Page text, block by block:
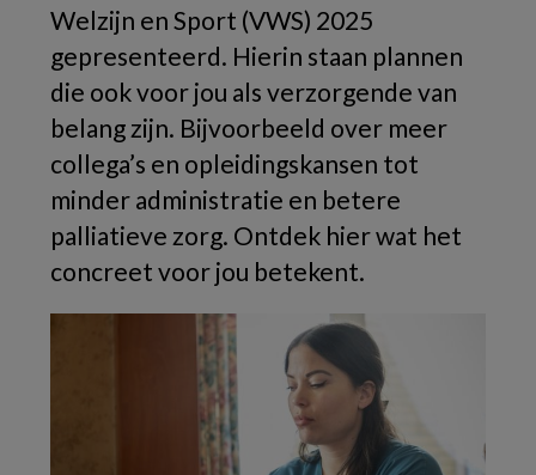
Welzijn en Sport (VWS) 2025
gepresenteerd. Hierin staan plannen
die ook voor jou als verzorgende van
belang zijn. Bijvoorbeeld over meer
collega’s en opleidingskansen tot
minder administratie en betere
palliatieve zorg. Ontdek hier wat het
concreet voor jou betekent.